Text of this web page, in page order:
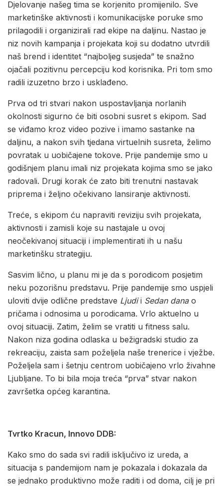
Djelovanje našeg tima se korjenito promijenilo. Sve
marketinške aktivnosti i komunikacijske poruke smo
prilagodili i organizirali rad ekipe na daljinu. Nastao je
niz novih kampanja i projekata koji su dodatno utvrdili
naš brend i identitet “najboljeg susjeda” te snažno
ojačali pozitivnu percepciju kod korisnika. Pri tom smo
radili izuzetno brzo i usklađeno.
Prva od tri stvari nakon uspostavljanja norlanih
okolnosti sigurno će biti osobni susret s ekipom. Sad
se viđamo kroz video pozive i imamo sastanke na
daljinu, a nakon svih tjedana virtuelnih susreta, želimo
povratak u uobičajene tokove. Prije pandemije smo u
godišnjem planu imali niz projekata kojima smo se jako
radovali. Drugi korak će zato biti trenutni nastavak
priprema i željno očekivano lansiranje aktivnosti.
Treće, s ekipom ću napraviti reviziju svih projekata,
aktivnosti i zamisli koje su nastajale u ovoj
neočekivanoj situaciji i implementirati ih u našu
marketinšku strategiju.
Sasvim lično, u planu mi je da s porodicom posjetim
neku pozorišnu predstavu. Prije pandemije smo uspjeli
uloviti dvije odlične predstave Ljudii Sedan danao
pričama i odnosima u porodicama. Vrlo aktuelno u
ovoj situaciji. Zatim, želim se vratiti u fitness salu.
Nakon niza godina odlaska u bežigradski studio za
rekreaciju, zaista sam poželjela naše trenerice i vježbe.
Poželjela sam i šetnju centrom uobičajeno vrlo živahne
Ljubljane. To bi bila moja treća “prva” stvar nakon
završetka općeg karantina.
Tvrtko Kracun, Innovo DDB:
Kako smo do sada svi radili isključivo iz ureda, a
situacija s pandemijom nam je pokazala i dokazala da
se jednako produktivno može raditi i od doma, cilj je pri